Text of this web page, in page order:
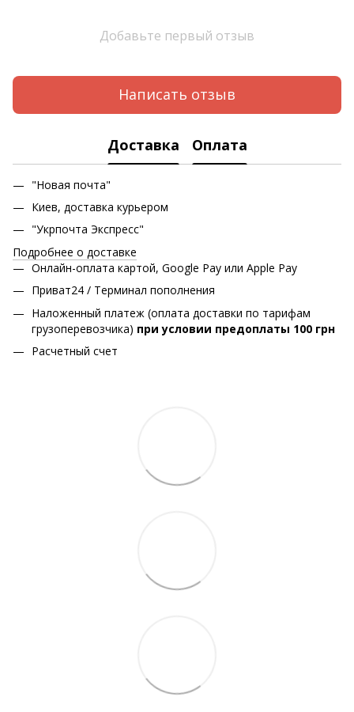
Добавьте первый отзыв
Написать отзыв
Доставка Оплата
"Новая почта"
Киев, доставка курьером
"Укрпочта Экспресс"
Подробнее о доставке
Онлайн-оплата картой, Google Pay или Apple Pay
Приват24 / Терминал пополнения
Наложенный платеж (оплата доставки по тарифам
грузоперевозчика) при условии предоплаты 100 грн
Расчетный счет